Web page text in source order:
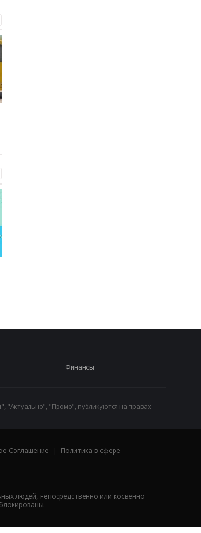
Финансы
"Актуально", "Промо", публикуются на правах
Соглашение |
Политика в сфере
людей, непосредственно или косвенно